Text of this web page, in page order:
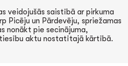
veidojušās saistībā ar pirkuma
Picēju un Pārdevēju, spriežamas
nonākt pie secinājuma,
tiesību aktu nostatītajā kārtībā.